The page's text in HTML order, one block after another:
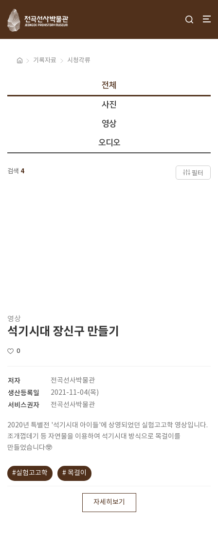
기록자료 시청각류
전체
사진
영상
오디오
검색 4 필터
영상
석기시대 장신구 만들기
0
저자 전곡선사박물관
생산등록일 2021-11-04(목)
서비스권자 전곡선사박물관
2020년 특별전 '석기시대 아이들'에 상영되었던 실험고고학 영상입니다.
조개껍데기 등 자연물을 이용하여 석기시대 방식으로 목걸이를
만들었습니다🤓
#실험고고학 # 목걸이
자세히보기